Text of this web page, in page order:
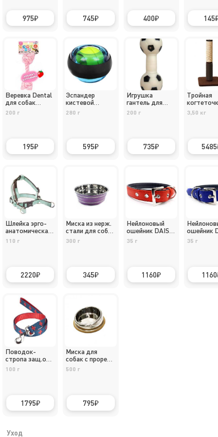
975 745 400 145
Веревка Dental
для собак
размер S
200 г
195
Эспандер
кистевой
«Крутящий
момент»
280 г
595
Игрушка
гантель для
собак средних
пород
200 г
735
Тройная
3,50 кг
5485
Шлейка эрго-
анатомическая
размер М
110 г
2220
Миска из нерж.
стали для собак
размер S
300 г
345
Нейлоновый
ошейник DAISKI
размер S
35 г
1160
ошейник
синий S
35 г
1160
Поводок-
стропа защ.от
срыва синий L
100 г
1795
Миска для
собак с прорез.
дном размер М
500 г
795
Уход